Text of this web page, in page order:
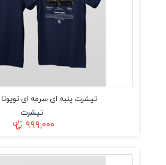
تیشرت پنبه ای سرمه ای تویوتا
تیشرت
۹۹۹,۰۰۰